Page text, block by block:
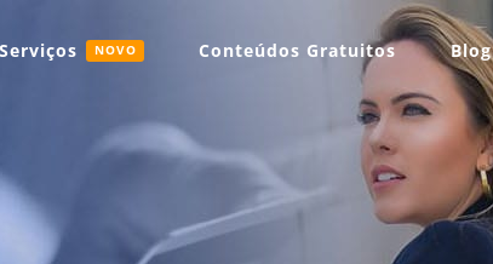
Serviços NOVO Conteúdos Gratuitos Blog